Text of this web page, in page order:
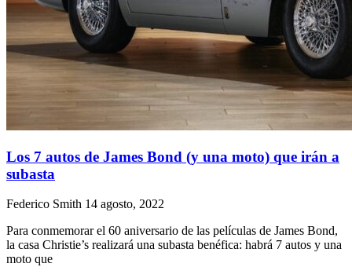
Los 7 autos de James Bond (y una moto) que irán a
subasta
Federico Smith 14 agosto, 2022
Para conmemorar el 60 aniversario de las películas de James Bond,
la casa Christie’s realizará una subasta benéfica: habrá 7 autos y una
moto que